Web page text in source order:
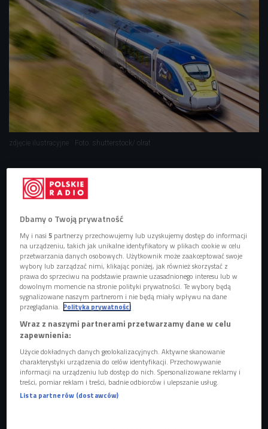
zdjęcie ilustracyjne Foto: shutterstock/ olrat
Pociągiem nad Adriatyk? Czesi już tak jeżdżą
Zanim pociąg wyruszy w trasę, czeka go szczegółowa
kontrola. Przed podróżą trzeba sprawdzić stan techniczny
lokomotywy, a maszynista musi skontrolować i uruchomić
Dbamy o Twoją prywatność
My i nasi5 partnerzy przechowujemy lub uzyskujemy dostęp do informacji
na urządzeniu, takich jak unikalne identyfikatory w plikach cookie w celu
przetwarzania danych osobowych. Użytkownik może zaakceptować swoje
wybory lub zarządzać nimi, klikając poniżej, jak również skorzystać z
prawa do sprzeciwu na podstawie prawnie uzasadnionego interesu lub w
dowolnym momencie na stronie polityki prywatności. Te wybory będą
sygnalizowane naszym partnerom i nie będą miały wpływu na dane
przeglądania. Polityka prywatności
Wraz z naszymi partnerami przetwarzamy dane w celu
zapewnienia:
Użycie dokładnych danych geolokalizacyjnych. Aktywne skanowanie
charakterystyki urządzenia do celów identyfikacji. Przechowywanie
informacji na urządzeniu lub dostęp do nich. Spersonalizowane reklamy i
treści, pomiar reklam i treści, badnie odbiorców i ulepszanie usług.
Lista partnerów (dostawców)